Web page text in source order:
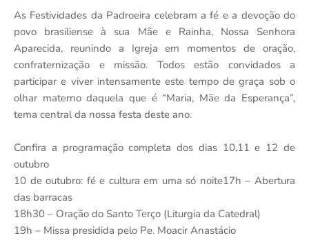
As Festividades da Padroeira celebram a fé e a devoção do
povo brasiliense à sua Mãe e Rainha, Nossa Senhora
Aparecida, reunindo a Igreja em momentos de oração,
confraternização e missão. Todos estão convidados a
participar e viver intensamente este tempo de graça sob o
olhar materno daquela que é “Maria, Mãe da Esperança”,
tema central da nossa festa deste ano.
Confira a programação completa dos dias 10,11 e 12 de
outubro
10 de outubro: fé e cultura em uma só noite17h – Abertura
das barracas
18h30 – Oração do Santo Terço (Liturgia da Catedral)
19h – Missa presidida pelo Pe. Moacir Anastácio